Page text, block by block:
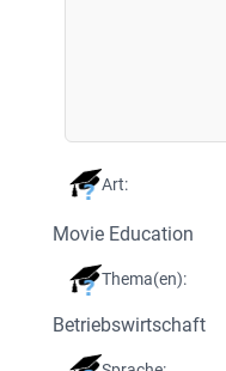
Art:
Movie Education
Thema(en):
Betriebswirtschaft